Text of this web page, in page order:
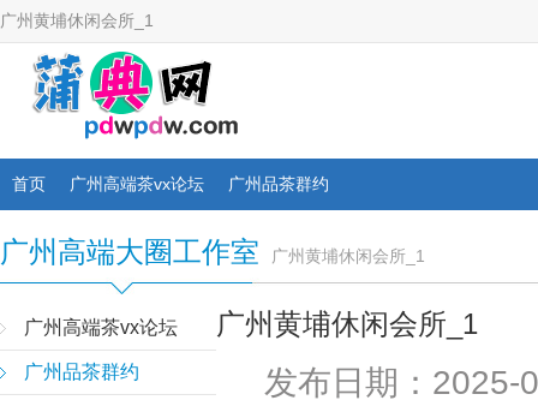
广州黄埔休闲会所_1
首页 广州高端茶vx论坛 广州品茶群约
广州高端大圈工作室 广州黄埔休闲会所_1
广州高端茶vx论坛
广州品茶群约
广州黄埔休闲会所_1
发布日期：